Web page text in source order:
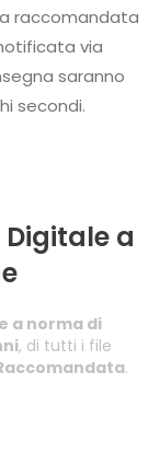
via
saranno
entro pochi secondi.
Digitale a
a norma di
, di tutti i file
.